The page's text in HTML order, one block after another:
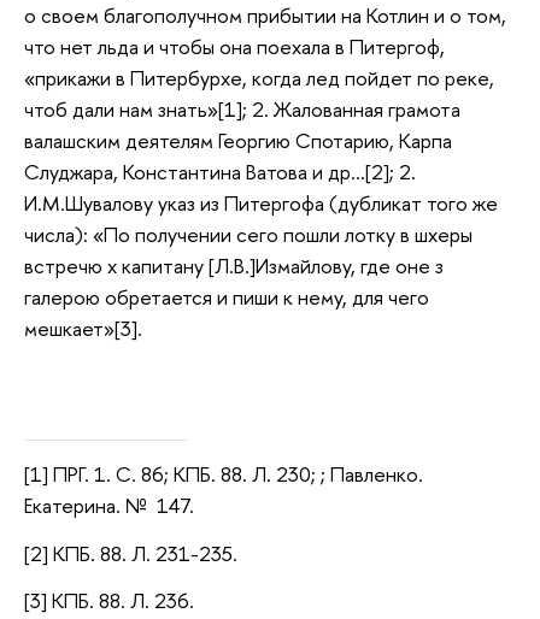
о своем благополучном прибытии на Котлин и о том,
что нет льда и чтобы она поехала в Питергоф,
«прикажи в Питербурхе, когда лед пойдет по реке,
чтоб дали нам знать»[1]; 2. Жалованная грамота
валашским деятелям Георгию Спотарию, Карпа
Слуджара, Константина Ватова и др…[2]; 2.
И.М.Шувалову указ из Питергофа (дубликат того же
числа): «По получении сего пошли лотку в шхеры
встречю х капитану [Л.В.]Измайлову, где оне з
галерою обретается и пиши к нему, для чего
мешкает»[3].
[1] ПРГ. 1. С. 86; КПБ. 88. Л. 230; ; Павленко.
Екатерина. № 147.
[2] КПБ. 88. Л. 231-235.
[3] КПБ. 88. Л. 236.